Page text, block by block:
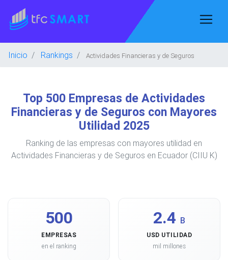
Inicio Rankings Actividades Financieras y de Seguros
Top 500 Empresas de Actividades
Financieras y de Seguros con Mayores
Utilidad 2025
Ranking de las empresas con mayores utilidad en
Actividades Financieras y de Seguros en Ecuador (CIIU K)
500
EMPRESAS
en el ranking
2.4 B
USD UTILIDAD
mil millones